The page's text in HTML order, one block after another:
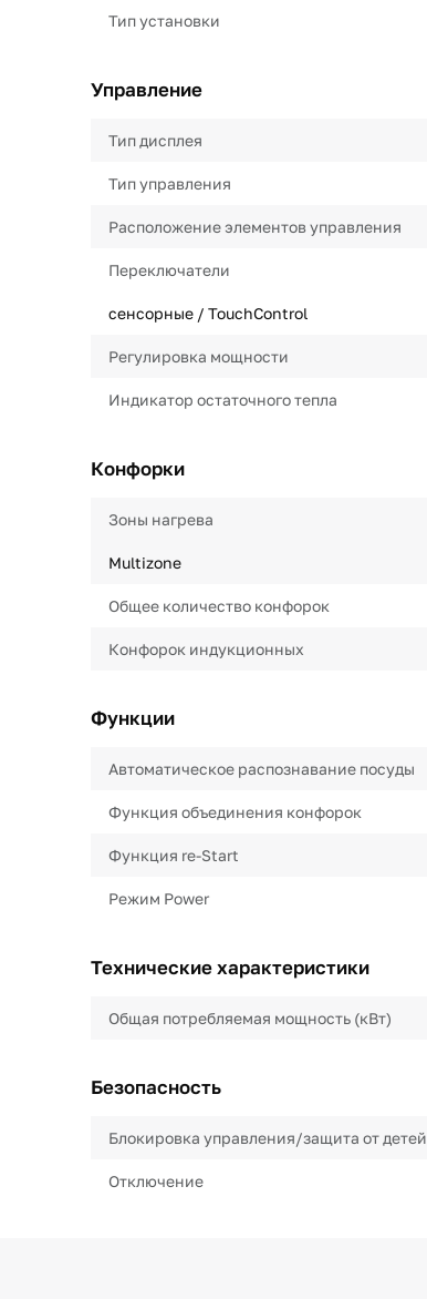
Тип установки
Управление
Тип дисплея
Тип управления
Расположение элементов управления
Переключатели
сенсорные / TouchControl
Регулировка мощности
Индикатор остаточного тепла
Конфорки
Зоны нагрева
Multizone
Общее количество конфорок
Конфорок индукционных
Функции
Автоматическое распознавание посуды
Функция объединения конфорок
Функция re-Start
Режим Power
Технические характеристики
Общая потребляемая мощность (кВт)
Безопасность
Блокировка управления/защита от детей
Отключение